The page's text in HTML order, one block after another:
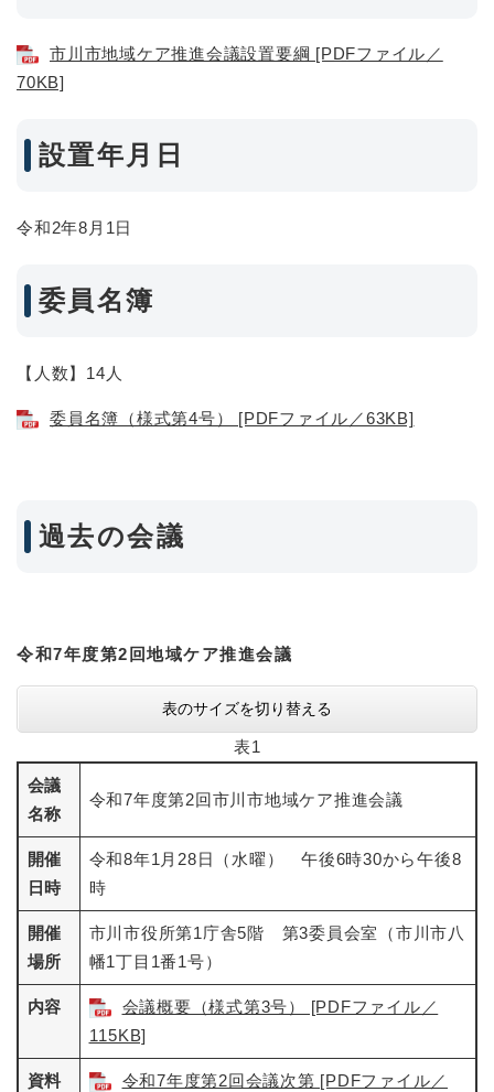
市川市地域ケア推進会議設置要綱 [PDFファイル／
70KB]
設置年月日
令和2年8月1日
委員名簿
【人数】14人
委員名簿（様式第4号） [PDFファイル／63KB]
過去の会議
令和7年度第2回地域ケア推進会議
表のサイズを切り替える
表1
会議
名称
令和7年度第2回市川市地域ケア推進会議
開催
日時
令和8年1月28日（水曜） 午後6時30から午後8
時
開催
場所
市川市役所第1庁舎5階 第3委員会室（市川市八
幡1丁目1番1号）
内容
会議概要（様式第3号） [PDFファイル／
115KB]
資料
令和7年度第2回会議次第 [PDFファイル／